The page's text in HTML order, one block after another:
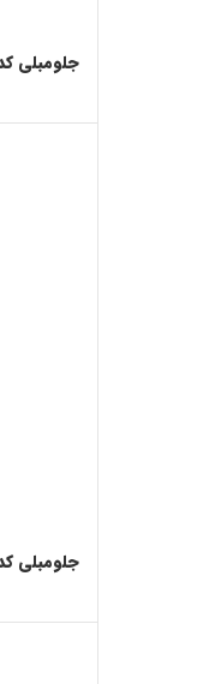
جلومبلی کد
جلومبلی کد